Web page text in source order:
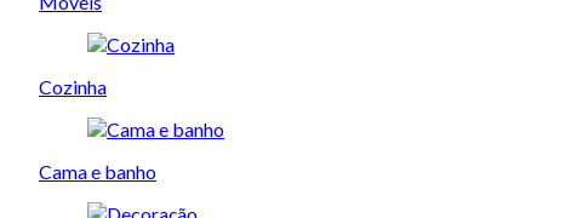
Cozinha
Cama e banho